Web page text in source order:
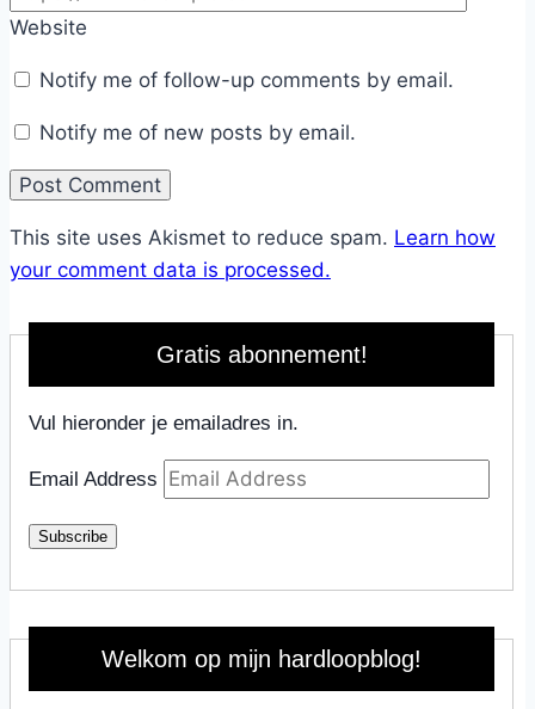
Website
Notify me of follow-up comments by email.
Notify me of new posts by email.
This site uses Akismet to reduce spam. Learn how
your comment data is processed.
Gratis abonnement!
Vul hieronder je emailadres in.
Email Address
Subscribe
Welkom op mijn hardloopblog!